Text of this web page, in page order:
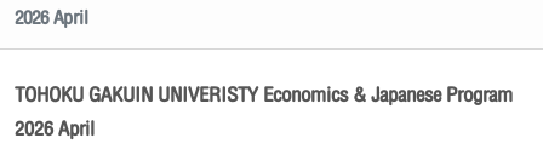
2026 April
TOHOKU GAKUIN UNIVERISTY Economics & Japanese Program
2026 April